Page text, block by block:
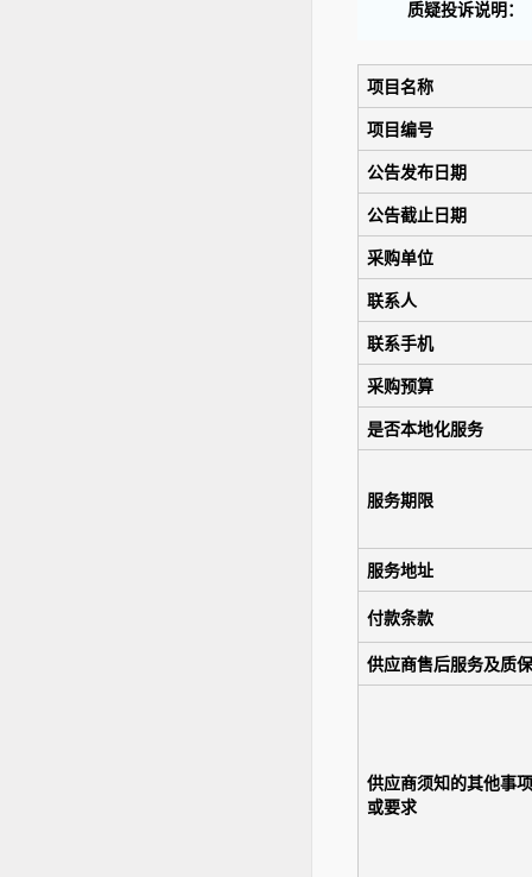
质疑投诉说明：
项目名称
项目编号
公告发布日期
公告截止日期
采购单位
联系人
联系手机
采购预算
是否本地化服务
服务期限
服务地址
付款条款
供应商售后服务及质保
供应商须知的其他事项
或要求